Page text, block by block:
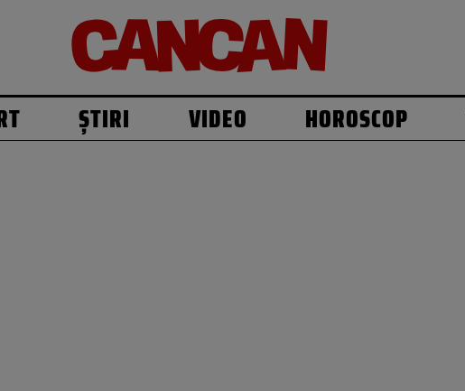
ȘTIRI VIDEO HOROSCOP